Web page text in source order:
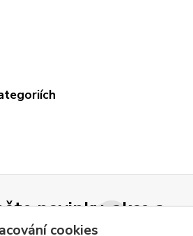
novinky, akce a
cookies